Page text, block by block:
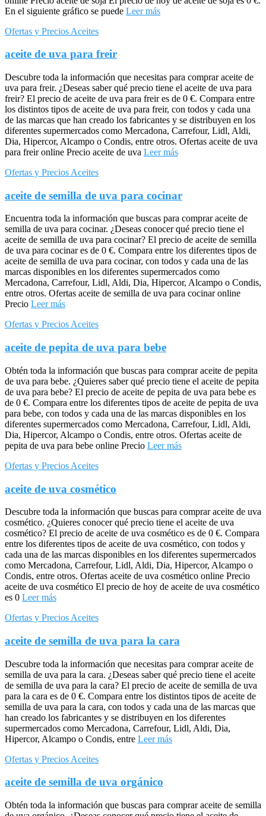
En el siguiente gráfico se puede Leer más
Ofertas y Precios Aceites
aceite de uva para freir
Descubre toda la información que necesitas para comprar aceite de
uva para freir. ¿Deseas saber qué precio tiene el aceite de uva para
freir? El precio de aceite de uva para freir es de 0 €. Compara entre
los distintos tipos de aceite de uva para freir, con todos y cada una
de las marcas que han creado los fabricantes y se distribuyen en los
diferentes supermercados como Mercadona, Carrefour, Lidl, Aldi,
Dia, Hipercor, Alcampo o Condis, entre otros. Ofertas aceite de uva
para freir online Precio aceite de uva Leer más
Ofertas y Precios Aceites
aceite de semilla de uva para cocinar
Encuentra toda la información que buscas para comprar aceite de
semilla de uva para cocinar. ¿Deseas conocer qué precio tiene el
aceite de semilla de uva para cocinar? El precio de aceite de semilla
de uva para cocinar es de 0 €. Compara entre los diferentes tipos de
aceite de semilla de uva para cocinar, con todos y cada una de las
marcas disponibles en los diferentes supermercados como
Mercadona, Carrefour, Lidl, Aldi, Dia, Hipercor, Alcampo o Condis,
entre otros. Ofertas aceite de semilla de uva para cocinar online
Precio Leer más
Ofertas y Precios Aceites
aceite de pepita de uva para bebe
Obtén toda la información que buscas para comprar aceite de pepita
de uva para bebe. ¿Quieres saber qué precio tiene el aceite de pepita
de uva para bebe? El precio de aceite de pepita de uva para bebe es
de 0 €. Compara entre los diferentes tipos de aceite de pepita de uva
para bebe, con todos y cada una de las marcas disponibles en los
diferentes supermercados como Mercadona, Carrefour, Lidl, Aldi,
Dia, Hipercor, Alcampo o Condis, entre otros. Ofertas aceite de
pepita de uva para bebe online Precio Leer más
Ofertas y Precios Aceites
aceite de uva cosmético
Descubre toda la información que buscas para comprar aceite de uva
cosmético. ¿Quieres conocer qué precio tiene el aceite de uva
cosmético? El precio de aceite de uva cosmético es de 0 €. Compara
entre los diferentes tipos de aceite de uva cosmético, con todos y
cada una de las marcas disponibles en los diferentes supermercados
como Mercadona, Carrefour, Lidl, Aldi, Dia, Hipercor, Alcampo o
Condis, entre otros. Ofertas aceite de uva cosmético online Precio
aceite de uva cosmético El precio de hoy de aceite de uva cosmético
es 0 Leer más
Ofertas y Precios Aceites
aceite de semilla de uva para la cara
Descubre toda la información que necesitas para comprar aceite de
semilla de uva para la cara. ¿Deseas saber qué precio tiene el aceite
de semilla de uva para la cara? El precio de aceite de semilla de uva
para la cara es de 0 €. Compara entre los distintos tipos de aceite de
semilla de uva para la cara, con todos y cada una de las marcas que
han creado los fabricantes y se distribuyen en los diferentes
supermercados como Mercadona, Carrefour, Lidl, Aldi, Dia,
Hipercor, Alcampo o Condis, entre Leer más
Ofertas y Precios Aceites
aceite de semilla de uva orgánico
Obtén toda la información que buscas para comprar aceite de semilla